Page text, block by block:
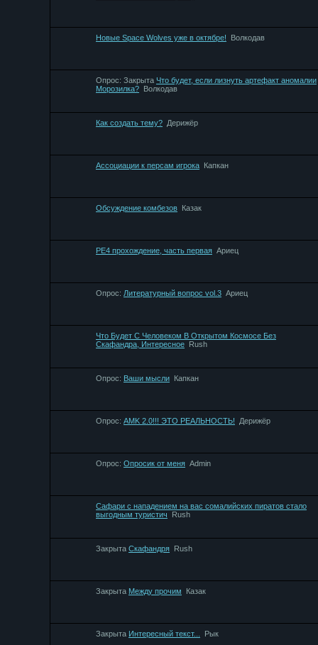
Новые Space Wolves уже в октябре! Bолкодав
Опрос: Закрыта Что будет, если лизнуть артефакт аномалии
Морозилка? Bолкодав
Как создать тему? Дерижёр
Ассоциации к персам игрока Капкан
Обсуждение комбезов Казак
РЕ4 прохождение, часть первая Ариец
Опрос: Литературный вопрос vol.3 Ариец
Что Будет С Человеком В Открытом Космосе Без
Скафандра, Интересное Rush
Опрос: Ваши мысли Капкан
Опрос: AMK 2.0!!! ЭТО РЕАЛЬНОСТЬ! Дерижёр
Опрос: Опросик от меня Admin
Сафари с нападением на вас сомалийских пиратов стало
выгодным туристич
Rush
Закрыта Скафандря Rush
Закрыта Между прочим Казак
Закрыта Интересный текст... Рык